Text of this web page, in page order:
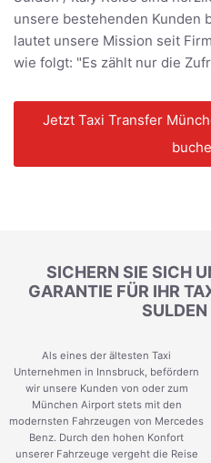
unsere bestehenden Kunden
lautet unsere Mission seit
wie folgt: "Es zählt nur die
Jetzt Taxi Transfer
SICHERN SIE SICH
GARANTIE FÜR IHR
Als eines der ältesten Taxi
Unternehmen in Innsbruck, befördern
wir unsere Kunden von oder zum
München Airport stets mit den
modernsten Fahrzeugen von Mercedes
Benz. Durch den hohen Konfort
unserer Fahrzeuge vergeht die Reise